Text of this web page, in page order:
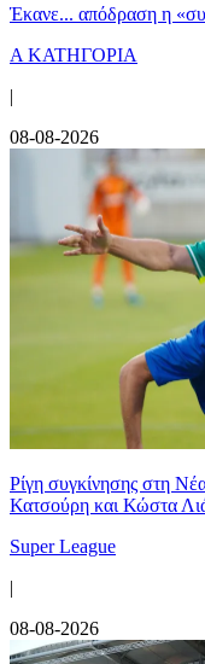
Έκανε... απόδραση η
Α ΚΑΤΗΓΟΡΙΑ
|
08-08-2026
Ρίγη συγκίνησης στη
Κατσούρη και Κώστα
Super League
|
08-08-2026